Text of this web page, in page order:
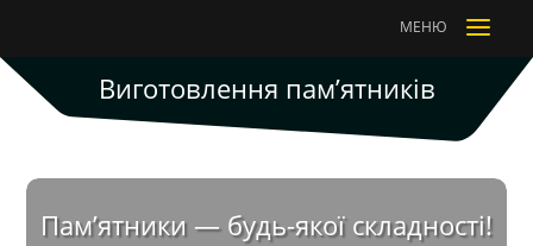
МЕНЮ a
Виготовлення пам’ятників
Пам’ятники — будь-якої складності!